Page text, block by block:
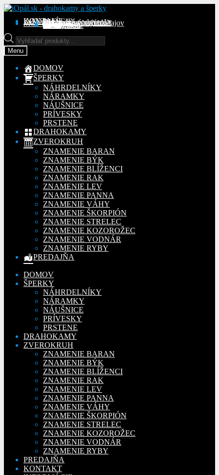
Preskočiť
navigáciu
Preskočiť
obsah
KONTAKT
INFORMÁCIE
Obchodné podmienky
Reklamačný poriadok
Ochrana osobných údajov
MÔJ ÚČETObjednávky
Adresy
Detaily účtu
Na stiahnutie
Products
search
Menu
DOMOV
ŠPERKY
NÁHRDELNÍKY
NÁRAMKY
NÁUŠNICE
PRÍVESKY
PRSTENE
DRAHOKAMY
ZVEROKRUH
ZNAMENIE BARAN
ZNAMENIE BÝK
ZNAMENIE BLÍŽENCI
ZNAMENIE RAK
ZNAMENIE LEV
ZNAMENIE PANNA
ZNAMENIE VÁHY
ZNAMENIE ŠKORPIÓN
ZNAMENIE STRELEC
ZNAMENIE KOZOROŽEC
ZNAMENIE VODNÁR
ZNAMENIE RYBY
PREDAJŇA
DOMOV
ŠPERKY
NÁHRDELNÍKY
NÁRAMKY
NÁUŠNICE
PRÍVESKY
PRSTENE
DRAHOKAMY
ZVEROKRUH
ZNAMENIE BARAN
ZNAMENIE BÝK
ZNAMENIE BLÍŽENCI
ZNAMENIE RAK
ZNAMENIE LEV
ZNAMENIE PANNA
ZNAMENIE VÁHY
ZNAMENIE ŠKORPIÓN
ZNAMENIE STRELEC
ZNAMENIE KOZOROŽEC
ZNAMENIE VODNÁR
ZNAMENIE RYBY
PREDAJŇA
KONTAKT